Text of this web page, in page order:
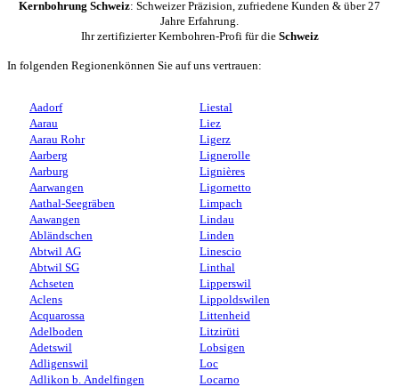
Kernbohrung Schweiz: Schweizer Präzision, zufriedene Kunden & über 27
Jahre Erfahrung.
Ihr zertifizierter Kernbohren-Profi für die Schweiz
In folgenden Regionenkönnen Sie auf uns vertrauen:
Aadorf
Aarau
Aarau Rohr
Aarberg
Aarburg
Aarwangen
Aathal-Seegräben
Aawangen
Abländschen
Abtwil AG
Abtwil SG
Achseten
Aclens
Acquarossa
Adelboden
Adetswil
Adligenswil
Adlikon b. Andelfingen
Liestal
Liez
Ligerz
Lignerolle
Lignières
Ligornetto
Limpach
Lindau
Linden
Linescio
Linthal
Lipperswil
Lippoldswilen
Littenheid
Litzirüti
Lobsigen
Loc
Locarno